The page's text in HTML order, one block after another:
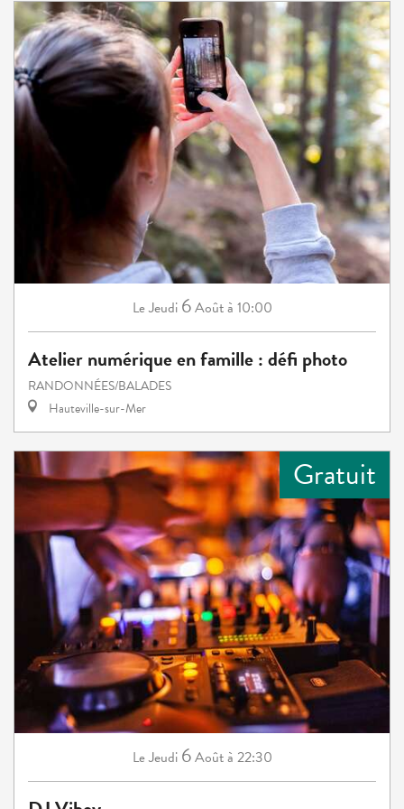
LeJeudi 6Aoûtà 10:00
Atelier numérique en famille : défi photo
RANDONNÉES/BALADES
Hauteville-sur-Mer
Gratuit
LeJeudi 6Aoûtà 22:30